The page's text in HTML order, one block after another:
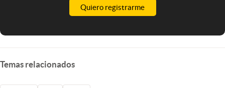
Quiero registrarme
Temas relacionados